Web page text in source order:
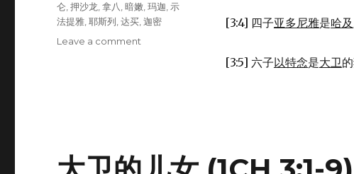
[3:4] 四子亚多尼雅是哈及
[3:5] 六子以特念是大卫
仑 ,押沙龙 ,拿八 ,暗嫩 ,玛迦 示
法提雅 ,耶斯列 ,达买 ,迦密
Leave a comment